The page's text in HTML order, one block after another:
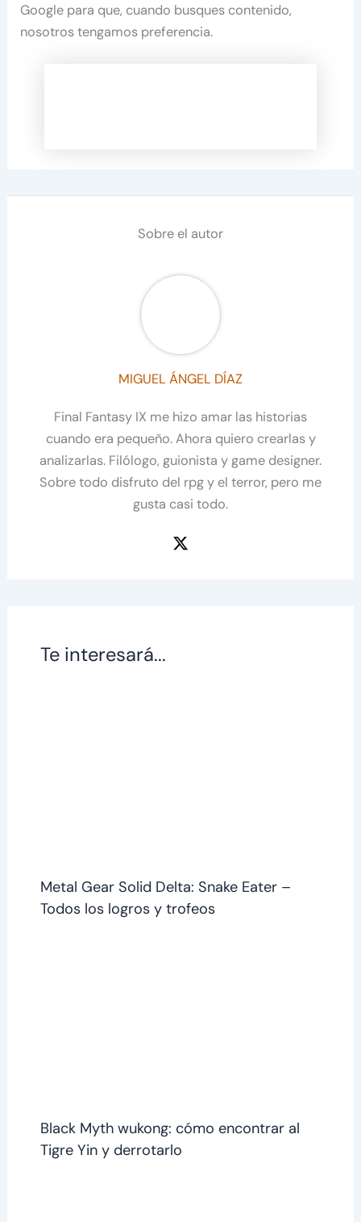
Google para que, cuando busques contenido,
nosotros tengamos preferencia.
Sobre el autor
MIGUEL ÁNGEL DÍAZ
Final Fantasy IX me hizo amar las historias
cuando era pequeño. Ahora quiero crearlas y
analizarlas. Filólogo, guionista y game designer.
Sobre todo disfruto del rpg y el terror, pero me
gusta casi todo.
Te interesará...
Metal Gear Solid Delta: Snake Eater –
Todos los logros y trofeos
Black Myth wukong: cómo encontrar al
Tigre Yin y derrotarlo